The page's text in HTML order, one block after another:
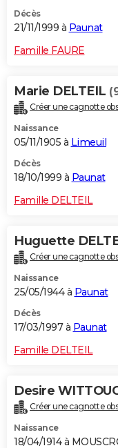
Décès
21/11/1999 à Paunat
Famille FAURE
Marie DELTEIL
Créer une cagnotte
Naissance
05/11/1905 à Limeuil
Décès
18/10/1999 à Paunat
Famille DELTEIL
Huguette
Créer une cagnotte
Naissance
25/05/1944 à Paunat
Décès
17/03/1997 à Paunat
Famille DELTEIL
Desire
Créer une cagnotte
Naissance
18/04/1914 à